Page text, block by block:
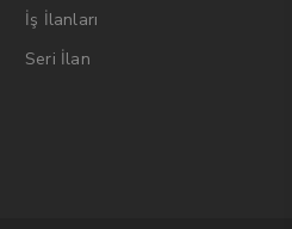
İş İlanları
Seri İlan